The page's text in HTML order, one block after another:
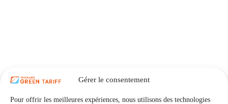
Gérer le consentement
Pour offrir les meilleures expériences, nous utilisons des technologies